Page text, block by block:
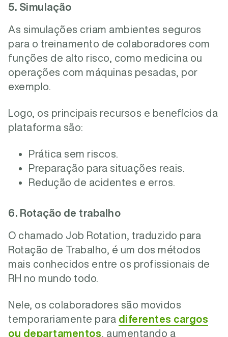
5. Simulação
As simulações criam ambientes seguros
para o treinamento de colaboradores com
funções de alto risco, como medicina ou
operações com máquinas pesadas, por
exemplo.
Logo, os principais recursos e benefícios da
plataforma são:
Prática sem riscos.
Preparação para situações reais.
Redução de acidentes e erros.
6. Rotação de trabalho
O chamado Job Rotation, traduzido para
Rotação de Trabalho, é um dos métodos
mais conhecidos entre os profissionais de
RH no mundo todo.
Nele, os colaboradores são movidos
temporariamente para diferentes cargos
ou departamentos , aumentando a